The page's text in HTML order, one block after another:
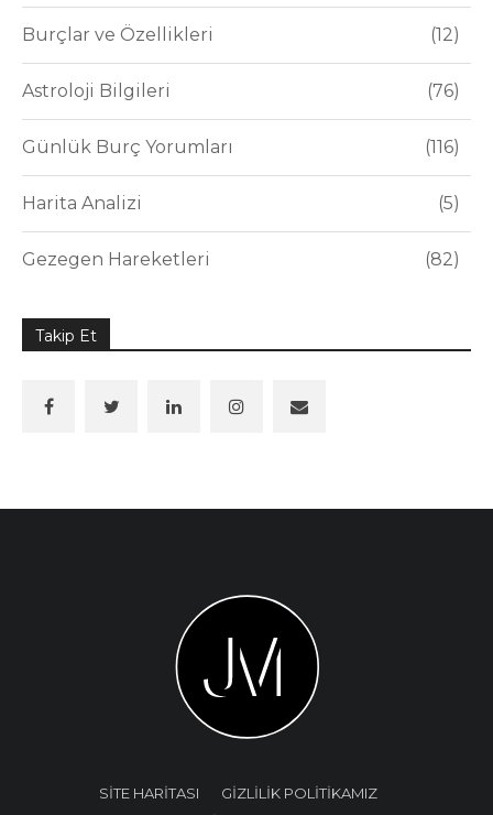
Burçlar ve Özellikleri 12
Astroloji Bilgileri 76
Günlük Burç Yorumları 116
Harita Analizi 5
Gezegen Hareketleri 82
Takip Et
SİTE HARİTASI
GİZLİLİK POLİTİKAMIZ